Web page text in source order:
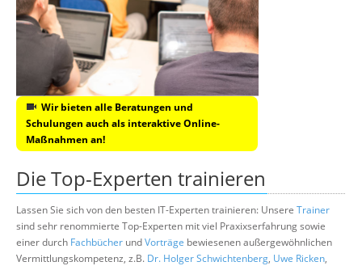
Wir bieten alle Beratungen und
Schulungen auch als interaktive Online-
Maßnahmen an!
Die Top-Experten trainieren
Lassen Sie sich von den besten IT-Experten trainieren: Unsere Trainer
sind sehr renommierte Top-Experten mit viel Praxixserfahrung sowie
einer durch Fachbücher undVorträge bewiesenen außergewöhnlichen
Vermittlungskompetenz, z.B. Dr. Holger Schwichtenberg, Uwe Ricken,